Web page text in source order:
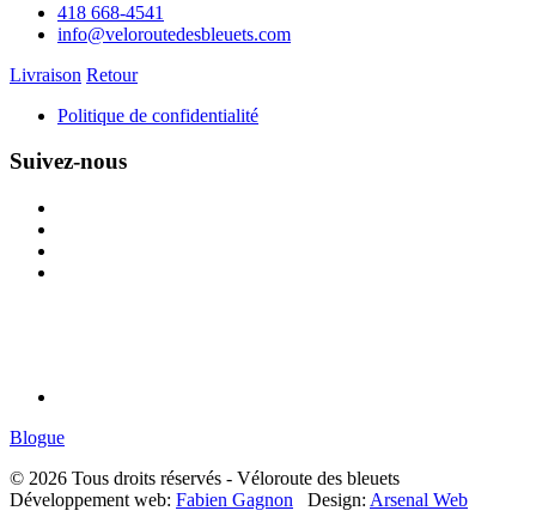
418 668-4541
info@veloroutedesbleuets.com
Livraison Retour
Politique de confidentialité
Suivez-nous
Blogue
© 2026 Tous droits réservés - Véloroute des bleuets
Développement web: Fabien Gagnon Design: Arsenal Web